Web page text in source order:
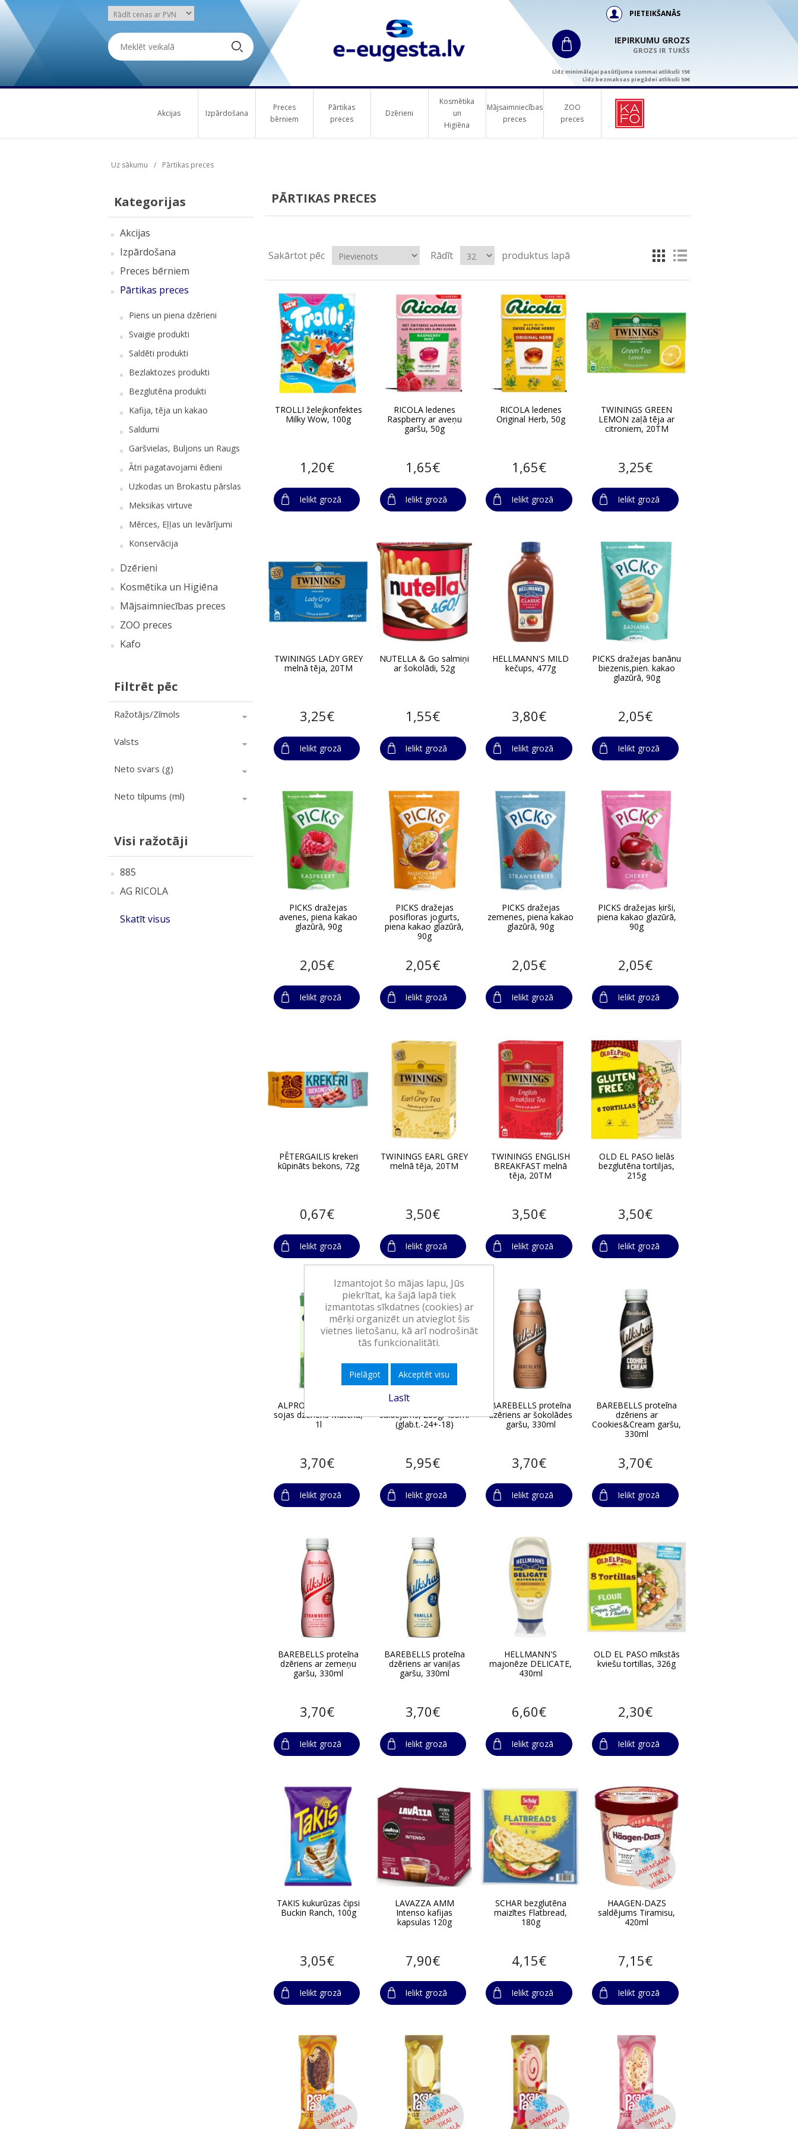
PIETEIKŠANĀS
IEPIRKUMU GROZS
GROZS IR TUKŠS
Līdz minimālajai pasūtījuma summai atlikuši 15€
Līdz bezmaksas piegādei atlikuši 50€
Akcijas Izpārdošana
Preces
bērniem
Pārtikas
preces
Dzērieni
Kosmētika
un
Higiēna
Mājsaimniecības
preces
ZOO
preces
Uz sākumu / Pārtikas preces
Kategorijas
Akcijas
Izpārdošana
Preces bērniem
Pārtikas preces
Piens un piena dzērieni
Svaigie produkti
Saldēti produkti
Bezlaktozes produkti
Bezglutēna produkti
Kafija, tēja un kakao
Saldumi
Garšvielas, Buljons un Raugs
Ātri pagatavojami ēdieni
Uzkodas un Brokastu pārslas
Meksikas virtuve
Mērces, Eļļas un Ievārījumi
Konservācija
Dzērieni
Kosmētika un Higiēna
Mājsaimniecības preces
ZOO preces
Kafo
Filtrēt pēc
Ražotājs/Zīmols
Valsts
Neto svars (g)
Neto tilpums (ml)
Visi ražotāji
885
AG RICOLA
Skatīt visus
PĀRTIKAS PRECES
Sakārtot pēc Rādīt produktus lapā
TROLLI želejkonfektes
Milky Wow, 100g
1,20€
Ielikt grozā
RICOLA ledenes
Raspberry ar aveņu
garšu, 50g
1,65€
Ielikt grozā
RICOLA ledenes
Original Herb, 50g
1,65€
Ielikt grozā
TWININGS GREEN
LEMON zaļā tēja ar
citroniem, 20TM
3,25€
Ielikt grozā
TWININGS LADY GREY
melnā tēja, 20TM
3,25€
Ielikt grozā
NUTELLA & Go salmiņi
ar šokolādi, 52g
1,55€
Ielikt grozā
HELLMANN'S MILD
kečups, 477g
3,80€
Ielikt grozā
PICKS dražejas banānu
biezenis,pien. kakao
glazūrā, 90g
2,05€
Ielikt grozā
PICKS dražejas
avenes, piena kakao
glazūrā, 90g
2,05€
Ielikt grozā
PICKS dražejas
posifloras jogurts,
piena kakao glazūrā,
90g
2,05€
Ielikt grozā
PICKS dražejas
zemenes, piena kakao
glazūrā, 90g
2,05€
Ielikt grozā
PICKS dražejas ķirši,
piena kakao glazūrā,
90g
2,05€
Ielikt grozā
PĒTERGAILIS krekeri
kūpināts bekons, 72g
0,67€
Ielikt grozā
TWININGS EARL GREY
melnā tēja, 20TM
3,50€
Ielikt grozā
TWININGS ENGLISH
BREAKFAST melnā
tēja, 20TM
3,50€
Ielikt grozā
OLD EL PASO lielās
bezglutēna tortiljas,
215g
3,50€
Ielikt grozā
ALPRO kokosriekstu-
sojas dzēriens Matcha,
1l
3,70€
Ielikt grozā
KINDER BUENO
saldējums, 285g/455ml
(glab.t.-24+-18)
5,95€
Ielikt grozā
BAREBELLS proteīna
dzēriens ar šokolādes
garšu, 330ml
3,70€
Ielikt grozā
BAREBELLS proteīna
dzēriens ar
Cookies&Cream garšu,
330ml
3,70€
Ielikt grozā
BAREBELLS proteīna
dzēriens ar zemeņu
garšu, 330ml
3,70€
Ielikt grozā
BAREBELLS proteīna
dzēriens ar vaniļas
garšu, 330ml
3,70€
Ielikt grozā
HELLMANN'S
majonēze DELICATE,
430ml
6,60€
Ielikt grozā
OLD EL PASO mīkstās
kviešu tortillas, 326g
2,30€
Ielikt grozā
TAKIS kukurūzas čipsi
Buckin Ranch, 100g
3,05€
Ielikt grozā
LAVAZZA AMM
Intenso kafijas
kapsulas 120g
7,90€
Ielikt grozā
SCHAR bezglutēna
maizītes Flatbread,
180g
4,15€
Ielikt grozā
HAAGEN-DAZS
saldējums Tiramisu,
420ml
7,15€
Ielikt grozā
Izmantojot šo mājas lapu, Jūs
piekrītat, ka šajā lapā tiek
izmantotas sīkdatnes (cookies) ar
mērķi organizēt un atvieglot šis
vietnes lietošanu, kā arī nodrošināt
tās funkcionalitāti.
Pielāgot Akceptēt visu
Lasīt